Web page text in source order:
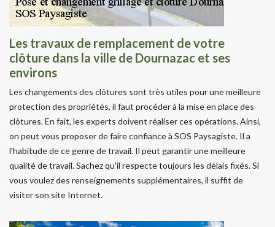
Les travaux de remplacement de votre
clôture dans la ville de Dournazac et ses
environs
Les changements des clôtures sont très utiles pour une meilleure
protection des propriétés, il faut procéder à la mise en place des
clôtures. En fait, les experts doivent réaliser ces opérations. Ainsi,
on peut vous proposer de faire confiance à SOS Paysagiste. Il a
l'habitude de ce genre de travail. Il peut garantir une meilleure
qualité de travail. Sachez qu'il respecte toujours les délais fixés. Si
vous voulez des renseignements supplémentaires, il suffit de
visiter son site Internet.